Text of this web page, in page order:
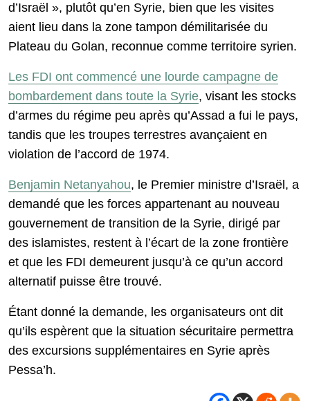
d’Israël », plutôt qu’en Syrie, bien que les visites
aient lieu dans la zone tampon démilitarisée du
Plateau du Golan, reconnue comme territoire syrien.
Les FDI ont commencé une lourde campagne de
bombardement dans toute la Syrie, visant les stocks
d’armes du régime peu après qu’Assad a fui le pays,
tandis que les troupes terrestres avançaient en
violation de l’accord de 1974.
Benjamin Netanyahou, le Premier ministre d’Israël, a
demandé que les forces appartenant au nouveau
gouvernement de transition de la Syrie, dirigé par
des islamistes, restent à l’écart de la zone frontière
et que les FDI demeurent jusqu’à ce qu’un accord
alternatif puisse être trouvé.
Étant donné la demande, les organisateurs ont dit
qu’ils espèrent que la situation sécuritaire permettra
des excursions supplémentaires en Syrie après
Pessa’h.